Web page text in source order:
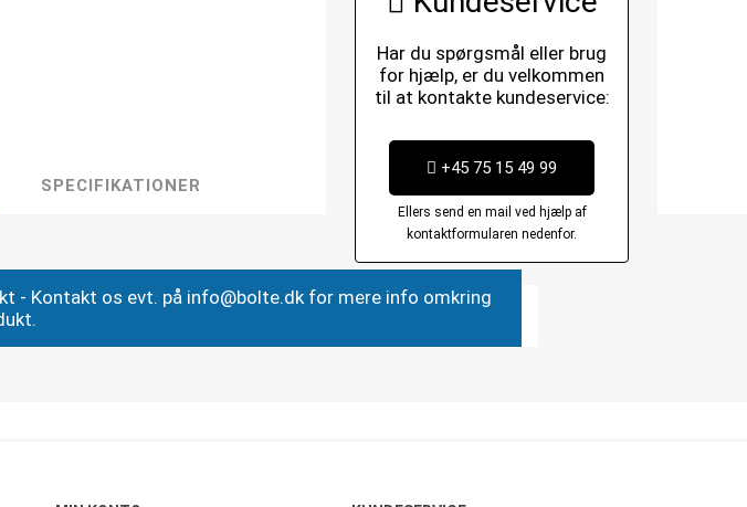
Har du spørgsmål eller brug
for hjælp, er du velkommen
til at kontakte kundeservice:
+45 75 15 49 99
Ellers send en mail ved hjælp af
kontaktformularen nedenfor.
SPECIFIKATIONER
- Kontakt os evt. på info@bolte.dk for mere info omkring